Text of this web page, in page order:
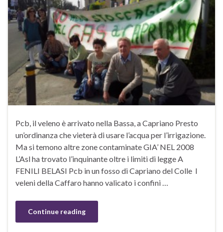
Pcb, il veleno è arrivato nella Bassa, a Capriano Presto
un’ordinanza che vieterà di usare l’acqua per l’irrigazione.
Ma si temono altre zone contaminate GIA’ NEL 2008
L’Asl ha trovato l’inquinante oltre i limiti di legge A
FENILI BELASI Pcb in un fosso di Capriano del Colle I
veleni della Caffaro hanno valicato i confini …
Continue reading